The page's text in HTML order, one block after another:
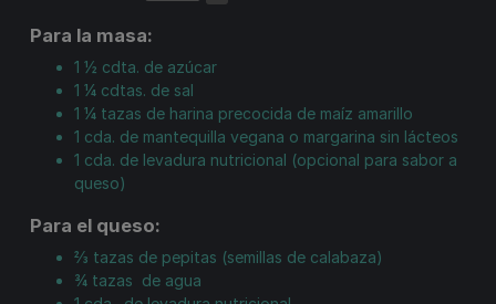
Para la masa:
1 ½ cdta. de azúcar
1 ¼ cdtas. de sal
1 ¼ tazas de harina precocida de maíz amarillo
1 cda. de mantequilla vegana o margarina sin lácteos
1 cda. de levadura nutricional (opcional para sabor a
queso)
Para el queso:
⅔ tazas de pepitas (semillas de calabaza)
¾ tazas de agua